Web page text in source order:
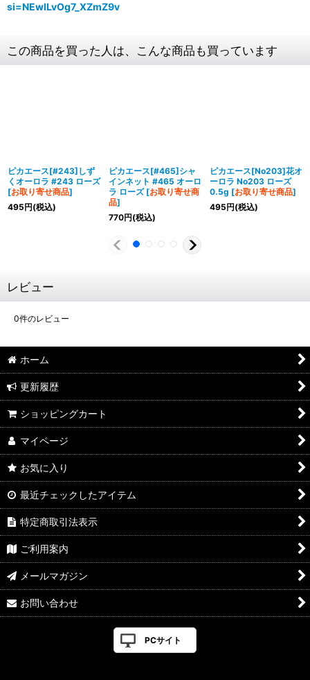
si=NEwILvOg7_XZmZ9v
この商品を買った人は、こんな商品も買っています
ピカエース[#243]しず
くオーロラ #243 ローズ
[お取り寄せ商品]
495円(税込)
ピカエース[#465]シャ
インネット #465 オーロ
ラ ローズ [お取り寄せ商
品]
770円(税込)
ピカエース[No203]花オ
ーロラ No203 ローズ
0.5g [お取り寄せ商品]
495円(税込)
レビュー
0件のレビュー
ホーム
更新履歴
ショッピングカート
マイページ
お気に入り
最近チェックしたアイテム
特定商取引法表示
ご利用案内
メールマガジン
お問い合わせ
PCサイト